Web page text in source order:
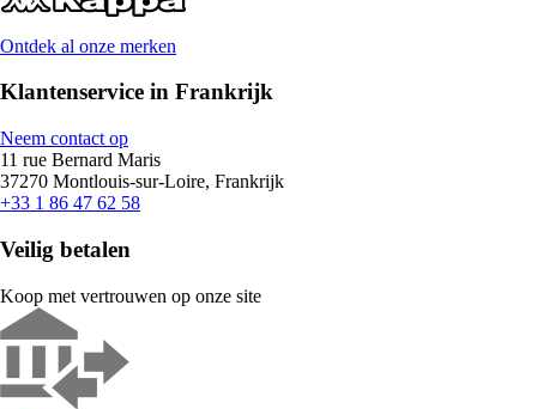
Ontdek al onze merken
Klantenservice in Frankrijk
Neem contact op
11 rue Bernard Maris
37270 Montlouis-sur-Loire, Frankrijk
+33 1 86 47 62 58
Veilig betalen
Koop met vertrouwen op onze site